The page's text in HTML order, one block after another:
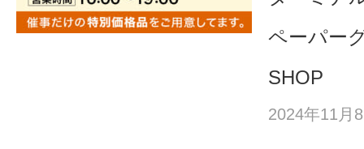
ペーパー
SHOP
2024年11月